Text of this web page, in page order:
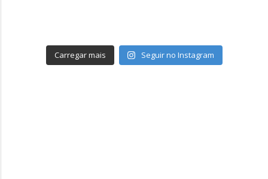
Carregar mais Seguir no Instagram